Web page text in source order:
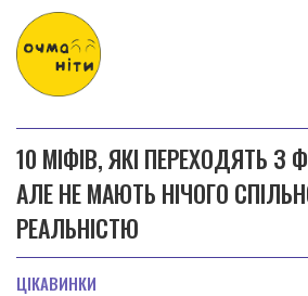
10 МІФІВ, ЯКІ ПЕРЕХОДЯТЬ З
АЛЕ НЕ МАЮТЬ НІЧОГО
РЕАЛЬНІСТЮ
ЦІКАВИНКИ